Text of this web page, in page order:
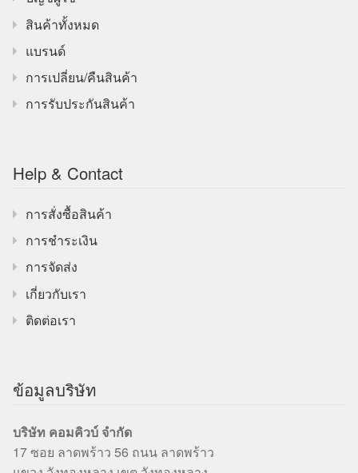
สินค้าทั้งหมด
แบรนด์
การเปลี่ยน/คืนสินค้า
การรับประกันสินค้า
Help & Contact
การสั่งซื้อสินค้า
การชำระเงิน
การจัดส่ง
เกี่ยวกับเรา
ติดต่อเรา
ข้อมูลบริษัท
บริษัท คอมคิวบ์ จำกัด
17 ซอย ลาดพร้าว 56 ถนน ลาดพร้าว